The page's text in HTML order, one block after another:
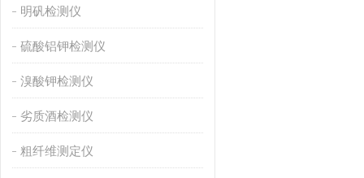
明矾检测仪
硫酸铝钾检测仪
溴酸钾检测仪
劣质酒检测仪
粗纤维测定仪